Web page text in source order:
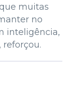
muitas
no
inteligência,
reforçou.